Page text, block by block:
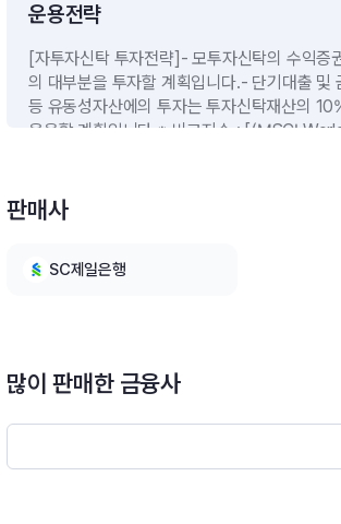
운용전략
[자투자신탁 투자전략]- 모투자신탁의 수익증
의 대부분을 투자할 계획입니다.- 단기대출 및
등 유동성자산에의 투자는 투자신탁재산의
운용할 계획입니다.※ 비교지수 : [(MSCI
자업자는 투자신탁재산의 60%이상을 매년
랜드)에서 발표하는 “Best Global Brands
며, 운용전략은 대략 아래와 같습니다.(2) 국내
0%) + (Call × 10%)]B. 한국투자 크레딧포커
자신탁(채권)- 이 투자신탁은 투자신탁재산의
권에 주로 투자하여 이자수익 및 자본이득을
여 수익성을 추구합니다. 또한, 당사 ESG 평
판매사
SC제일은행
많이 판매한 금융사